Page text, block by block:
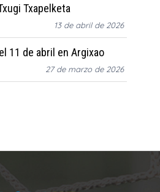
Txapelketa
13 de abril de 2026
11 de abril en Argixao
27 de marzo de 2026